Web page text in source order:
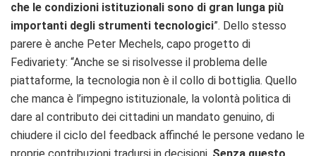
che le condizioni istituzionali sono di gran lunga più
importanti degli strumenti tecnologici”. Dello stesso
parere è anche Peter Mechels, capo progetto di
Fedivariety: “Anche se si risolvesse il problema delle
piattaforme, la tecnologia non è il collo di bottiglia. Quello
che manca è l’impegno istituzionale, la volontà politica di
dare al contributo dei cittadini un mandato genuino, di
chiudere il ciclo del feedback affinché le persone vedano le